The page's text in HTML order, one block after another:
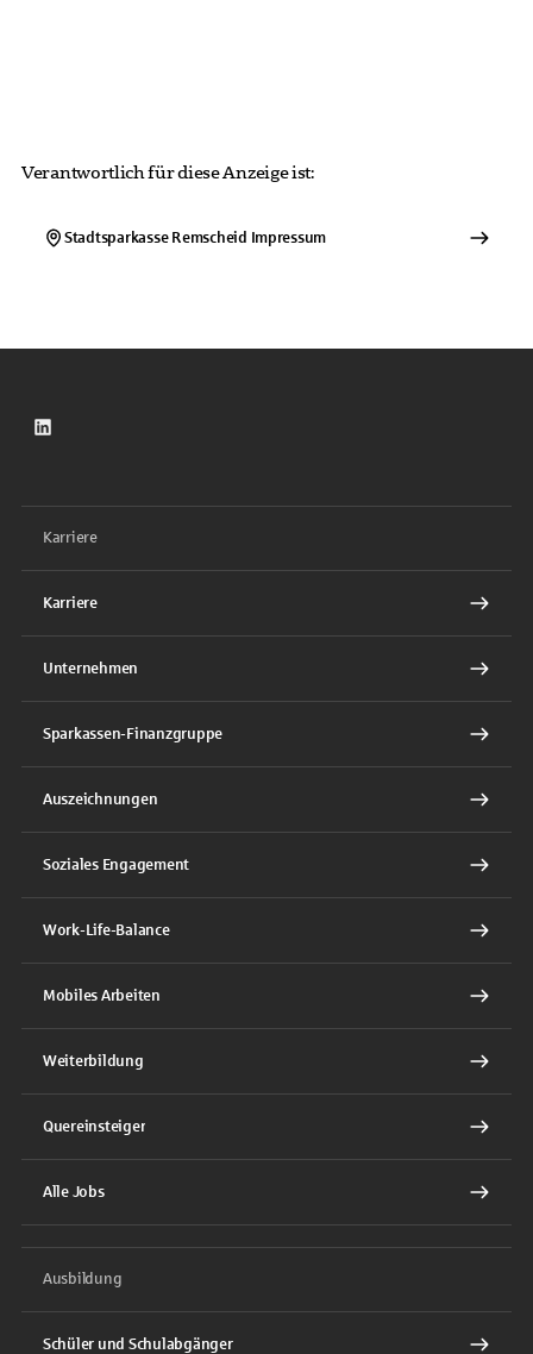
Verantwortlich für diese Anzeige ist:
Stadtsparkasse Remscheid Impressum
LinkedIn
Karriere
Karriere
Unternehmen
Sparkassen-Finanzgruppe
Auszeichnungen
Soziales Engagement
Work-Life-Balance
Mobiles Arbeiten
Weiterbildung
Quereinsteiger
Alle Jobs
Ausbildung
Schüler und Schulabgänger